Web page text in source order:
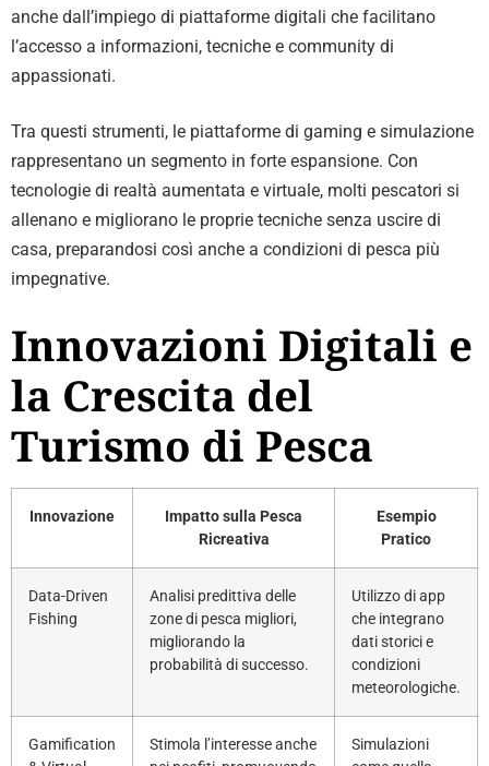
anche dall’impiego di piattaforme digitali che facilitano
l’accesso a informazioni, tecniche e community di
appassionati.
Tra questi strumenti, le piattaforme di gaming e simulazione
rappresentano un segmento in forte espansione. Con
tecnologie di realtà aumentata e virtuale, molti pescatori si
allenano e migliorano le proprie tecniche senza uscire di
casa, preparandosi così anche a condizioni di pesca più
impegnative.
Innovazioni Digitali e
la Crescita del
Turismo di Pesca
Innovazione
Impatto sulla Pesca
Ricreativa
Esempio
Pratico
Data-Driven
Fishing
Analisi predittiva delle
zone di pesca migliori,
migliorando la
probabilità di successo.
Utilizzo di app
che integrano
dati storici e
condizioni
meteorologiche.
Gamification
Stimola l’interesse anche
Simulazioni